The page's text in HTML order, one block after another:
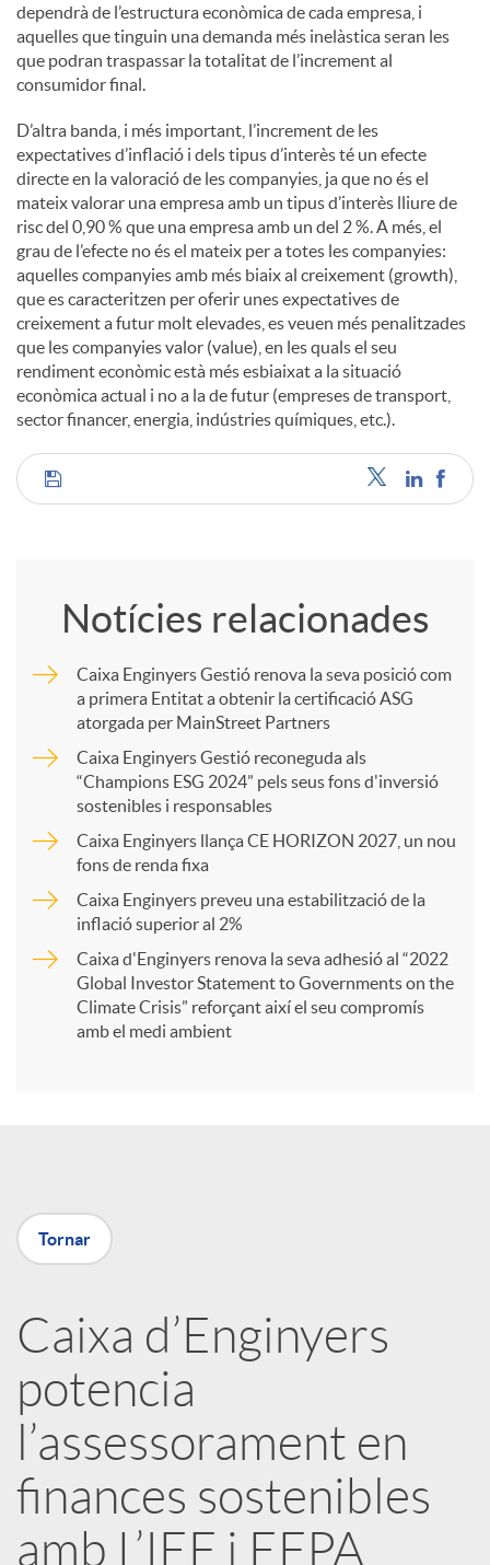
dependrà de l’estructura econòmica de cada empresa, i
aquelles que tinguin una demanda més inelàstica seran les
que podran traspassar la totalitat de l’increment al
consumidor final.
D’altra banda, i més important, l’increment de les
expectatives d’inflació i dels tipus d’interès té un efecte
directe en la valoració de les companyies, ja que no és el
mateix valorar una empresa amb un tipus d’interès lliure de
risc del 0,90 % que una empresa amb un del 2 %. A més, el
grau de l’efecte no és el mateix per a totes les companyies:
aquelles companyies amb més biaix al creixement (growth),
que es caracteritzen per oferir unes expectatives de
creixement a futur molt elevades, es veuen més penalitzades
que les companyies valor (value), en les quals el seu
rendiment econòmic està més esbiaixat a la situació
econòmica actual i no a la de futur (empreses de transport,
sector financer, energia, indústries químiques, etc.).
C
m
r
X
a
r
x
e
Notícies relacionades
Caixa Enginyers Gestió renova la seva posició com
a primera Entitat a obtenir la certificació ASG
atorgada per MainStreet Partners
Caixa Enginyers Gestió reconeguda als
“Champions ESG 2024” pels seus fons d'inversió
sostenibles i responsables
Caixa Enginyers llança CE HORIZON 2027, un nou
fons de renda fixa
Caixa Enginyers preveu una estabilització de la
inflació superior al 2%
Caixa d'Enginyers renova la seva adhesió al “2022
Global Investor Statement to Governments on the
Climate Crisis” reforçant així el seu compromís
amb el medi ambient
Tornar
Caixa d’Enginyers
potencia
l’assessorament en
finances sostenibles
amb L’IEF i EFPA